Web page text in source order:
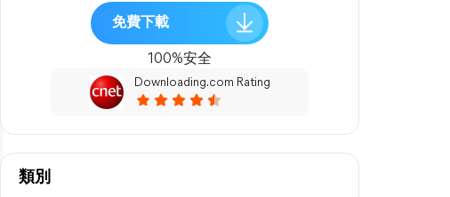
免費下載
100%安全
Downloading.com Rating
類別